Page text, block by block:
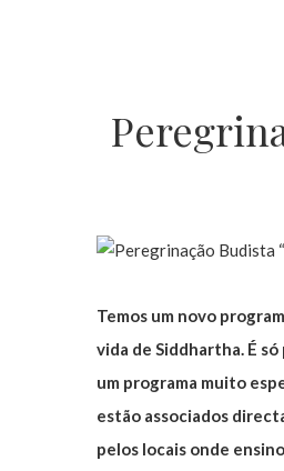
Temos um novo
vida de Siddhartha. É
um programa muito
estão associados
pelos locais onde